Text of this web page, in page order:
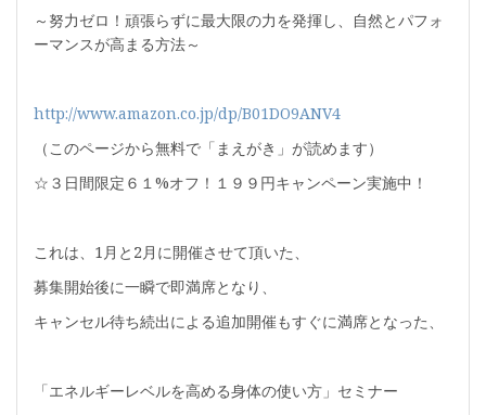
～努力ゼロ！頑張らずに最大限の力を発揮し、自然とパフォ
ーマンスが高まる方法～
http://www.amazon.co.jp/dp/B01DO9ANV4
（このページから無料で「まえがき」が読めます）
☆３日間限定６１%オフ！１９９円キャンペーン実施中！
これは、1月と2月に開催させて頂いた、
募集開始後に一瞬で即満席となり、
キャンセル待ち続出による追加開催もすぐに満席となった、
「エネルギーレベルを高める身体の使い方」セミナー